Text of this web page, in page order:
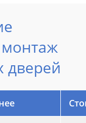
дверей